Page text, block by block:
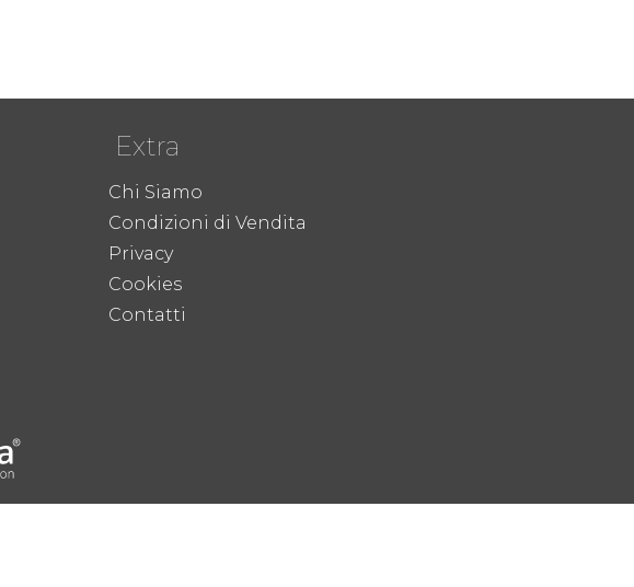
Extra
Chi Siamo
Condizioni di Vendita
Privacy
Cookies
Contatti